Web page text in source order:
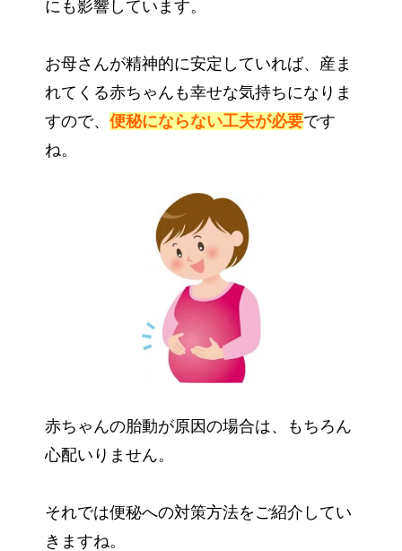
にも影響しています。
お母さんが精神的に安定していれば、産ま
れてくる赤ちゃんも幸せな気持ちになりま
すので、 便秘にならない工夫が必要です
ね。
赤ちゃんの胎動が原因の場合は、もちろん
心配いりません。
それでは便秘への対策方法をご紹介してい
きますね。